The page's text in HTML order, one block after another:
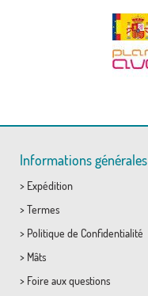
Informations générales
> Expédition
> Termes
> Politique de Confidentialité
> Mâts
> Foire aux questions